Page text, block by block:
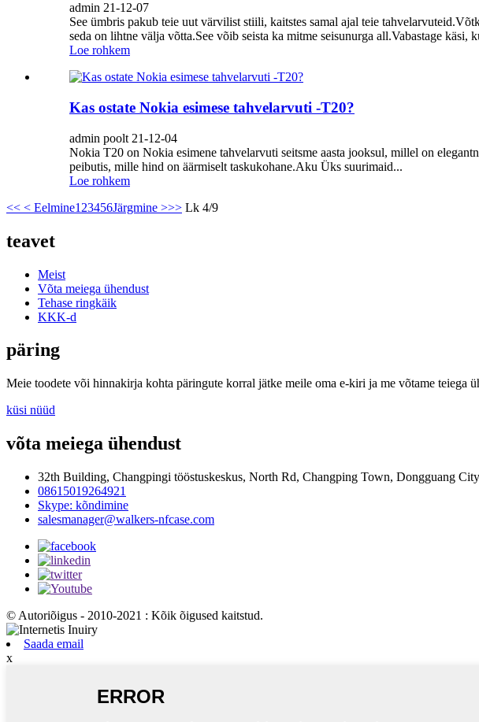
admin 21-12-07
See ümbris pakub teie uut värvilist stiili, kaitstes samal ajal teie
seda on lihtne välja võtta.See võib seista ka mitme seisunurga all.Vabastage käsi,
Loe rohkem
Kas ostate Nokia esimese tahvelarvuti -T20?
admin poolt 21-12-04
Nokia T20 on Nokia esimene tahvelarvuti seitsme aasta jooksul, millel on
peibutis, mille hind on äärmiselt taskukohane.Aku Üks suurimaid...
Loe rohkem
<< < Eelmine1 23456Järgmine >>> Lk 4/9
teavet
Meist
Võta meiega ühendust
Tehase ringkäik
KKK-d
päring
Meie toodete või hinnakirja kohta päringute korral jätke meile oma e-kiri ja me võtame teiega
küsi nüüd
võta meiega ühendust
32th Building, Changpingi tööstuskeskus, North Rd, Changping Town, Dongguang
08615019264921
Skype: kõndimine
salesmanager@walkers-nfcase.com
© Autoriõigus - 2010-2021 : Kõik õigused kaitstud.
Saada email
x